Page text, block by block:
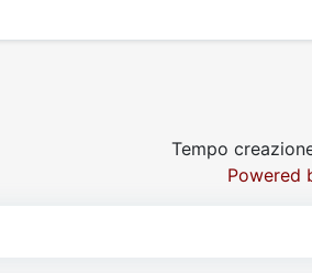
Tempo
Powered